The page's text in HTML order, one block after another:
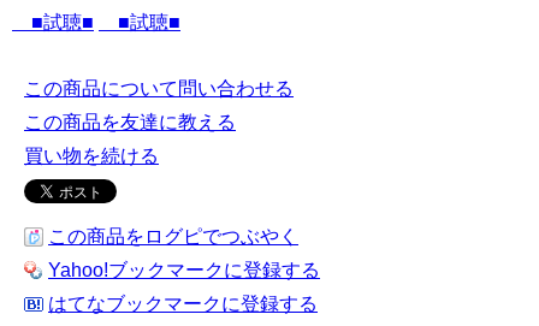
■試聴■ ■試聴■
この商品について問い合わせる
この商品を友達に教える
買い物を続ける
この商品をログピでつぶやく
Yahoo!ブックマークに登録する
はてなブックマークに登録する